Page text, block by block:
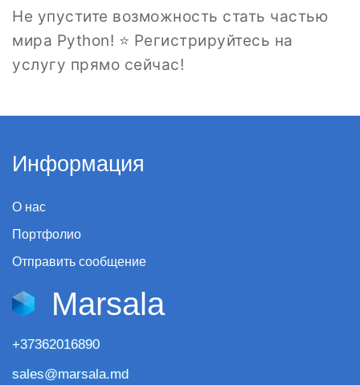
Не упустите возможность стать частью
мира Python! ⭐ Регистрируйтесь на
услугу прямо сейчас!
Информация
О нас
Портфолио
Отправить сообщение
Marsala
+37362016890
sales@marsala.md